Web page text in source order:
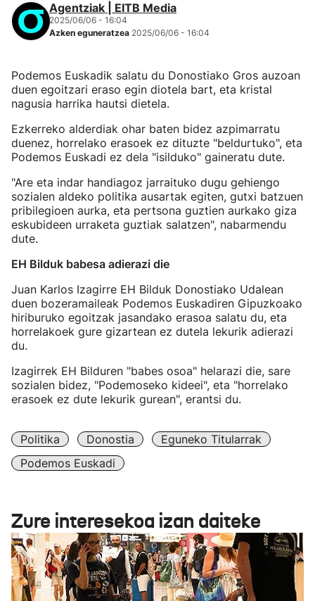
Agentziak | EITB Media
2025/06/06 - 16:04
Azken eguneratzea 2025/06/06 - 16:04
Podemos Euskadik salatu du Donostiako Gros auzoan
duen egoitzari eraso egin diotela bart, eta kristal
nagusia harrika hautsi dietela.
Ezkerreko alderdiak ohar baten bidez azpimarratu
duenez, horrelako erasoek ez dituzte "beldurtuko", eta
Podemos Euskadi ez dela "isilduko" gaineratu dute.
"Are eta indar handiagoz jarraituko dugu gehiengo
sozialen aldeko politika ausartak egiten, gutxi batzuen
pribilegioen aurka, eta pertsona guztien aurkako giza
eskubideen urraketa guztiak salatzen", nabarmendu
dute.
EH Bilduk babesa adierazi die
Juan Karlos Izagirre EH Bilduk Donostiako Udalean
duen bozeramaileak Podemos Euskadiren Gipuzkoako
hiriburuko egoitzak jasandako erasoa salatu du, eta
horrelakoek gure gizartean ez dutela lekurik adierazi
du.
Izagirrek EH Bilduren "babes osoa" helarazi die, sare
sozialen bidez, "Podemoseko kideei", eta "horrelako
erasoek ez dute lekurik gurean", erantsi du.
Politika Donostia
Eguneko Titularrak
Podemos Euskadi
Zure interesekoa izan daiteke